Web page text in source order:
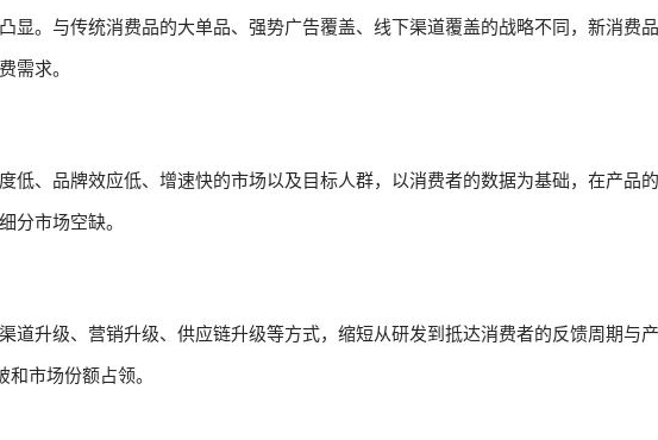
显。与传统消费品的大单品、强势广告覆盖、线下渠道覆盖的战略不同，新消费
需求。
低、品牌效应低、增速快的市场以及目标人群，以消费者的数据为基础，在产品
分市场空缺。
道升级、营销升级、供应链升级等方式，缩短从研发到抵达消费者的反馈周期与
市场份额占领。